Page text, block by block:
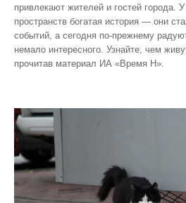
привлекают жителей и гостей города.
пространств богатая история — они
событий, а сегодня по‑прежнему
немало интересного. Узнайте, чем
прочитав материал ИА «Время Н».